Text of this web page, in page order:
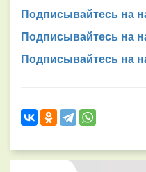
Подписывайтесь на
Подписывайтесь на
Подписывайтесь на